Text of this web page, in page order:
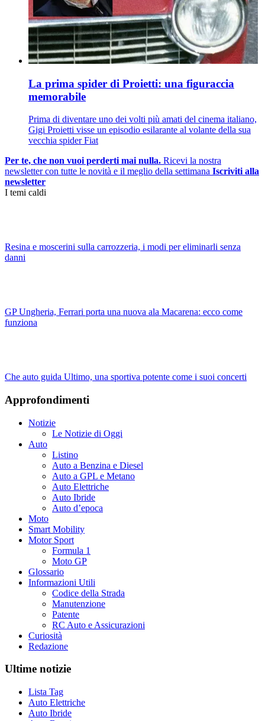
La prima spider di Proietti: una figuraccia
memorabile
Prima di diventare uno dei volti più amati del cinema italiano,
Gigi Proietti visse un episodio esilarante al volante della sua
vecchia spider Fiat
Per te, che non vuoi perderti mai nulla. Ricevi la nostra
newsletter con tutte le novità e il meglio della settimana Iscriviti alla
newsletter
I temi caldi
Resina e moscerini sulla carrozzeria, i modi per eliminarli senza
danni
GP Ungheria, Ferrari porta una nuova ala Macarena: ecco come
funziona
Che auto guida Ultimo, una sportiva potente come i suoi concerti
Approfondimenti
Notizie
Le Notizie di Oggi
Auto
Listino
Auto a Benzina e Diesel
Auto a GPL e Metano
Auto Elettriche
Auto Ibride
Auto d’epoca
Moto
Smart Mobility
Motor Sport
Formula 1
Moto GP
Glossario
Informazioni Utili
Codice della Strada
Manutenzione
Patente
RC Auto e Assicurazioni
Curiosità
Redazione
Ultime notizie
Lista Tag
Auto Elettriche
Auto Ibride